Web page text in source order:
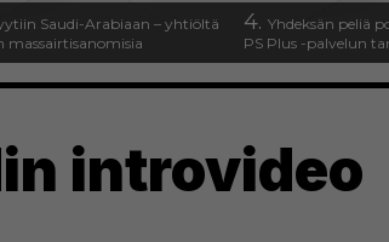
Saudi-Arabiaan – yhtiöltä
massairtisanomisia
4. Yhdeksän peliä
PS Plus -palvelun
introvideo